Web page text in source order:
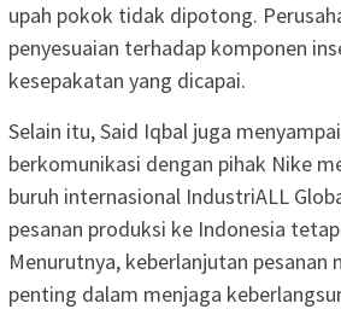
upah pokok tidak dipotong.
penyesuaian terhadap komponen
kesepakatan yang dicapai.
Selain itu, Said Iqbal juga
berkomunikasi dengan pihak Nike
buruh internasional IndustriALL
pesanan produksi ke Indonesia
Menurutnya, keberlanjutan
penting dalam menjaga